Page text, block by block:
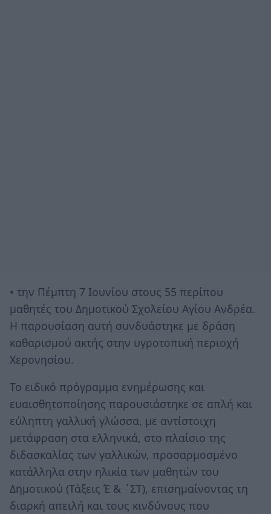
• την Πέμπτη 7 Ιουνίου στους 55 περίπου
μαθητές του Δημοτικού Σχολείου Αγίου Ανδρέα.
Η παρουσίαση αυτή συνδυάστηκε με δράση
καθαρισμού ακτής στην υγροτοπική περιοχή
Χερονησίου.
Το ειδικό πρόγραμμα ενημέρωσης και
ευαισθητοποίησης παρουσιάστηκε σε απλή και
εύληπτη γαλλική γλώσσα, με αντίστοιχη
μετάφραση στα ελληνικά, στο πλαίσιο της
διδασκαλίας των γαλλικών, προσαρμοσμένο
κατάλληλα στην ηλικία των μαθητών του
Δημοτικού (Τάξεις Έ & ΄ΣΤ), επισημαίνοντας τη
διαρκή απειλή και τους κινδύνους που